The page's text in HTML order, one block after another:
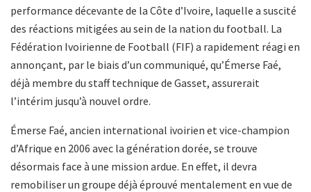
performance décevante de la Côte d’Ivoire, laquelle a suscité
des réactions mitigées au sein de la nation du football. La
Fédération Ivoirienne de Football (FIF) a rapidement réagi en
annonçant, par le biais d’un communiqué, qu’Émerse Faé,
déjà membre du staff technique de Gasset, assurerait
l’intérim jusqu’à nouvel ordre.
Émerse Faé, ancien international ivoirien et vice-champion
d’Afrique en 2006 avec la génération dorée, se trouve
désormais face à une mission ardue. En effet, il devra
remobiliser un groupe déjà éprouvé mentalement en vue de